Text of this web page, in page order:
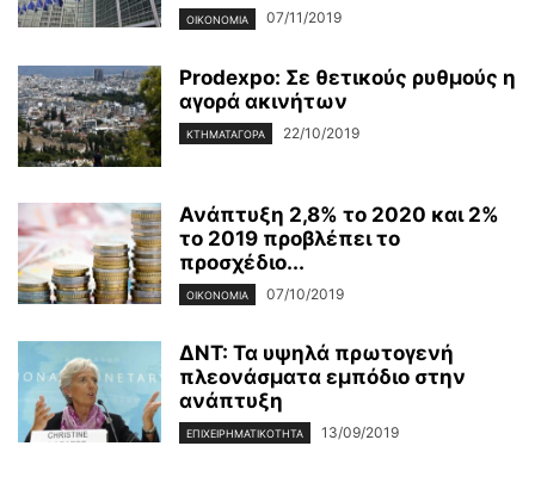
ΟΙΚΟΝΟΜΊΑ 07/11/2019
Prodexpo: Σε θετικούς ρυθμούς η
αγορά ακινήτων
ΚΤΗΜΑΤΑΓΟΡΆ 22/10/2019
Ανάπτυξη 2,8% το 2020 και 2%
το 2019 προβλέπει το
προσχέδιο...
ΟΙΚΟΝΟΜΊΑ 07/10/2019
ΔΝΤ: Τα υψηλά πρωτογενή
πλεονάσματα εμπόδιο στην
ανάπτυξη
ΕΠΙΧΕΙΡΗΜΑΤΙΚΌΤΗΤΑ 13/09/2019